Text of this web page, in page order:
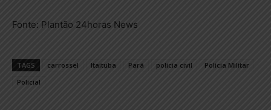
Fonte: Plantão 24horas News
TAGS carrossel Itaituba Pará policia civil
Policia Militar
Policial